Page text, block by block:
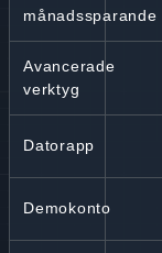
månadssparande
Avancerade
verktyg
Datorapp
Demokonto